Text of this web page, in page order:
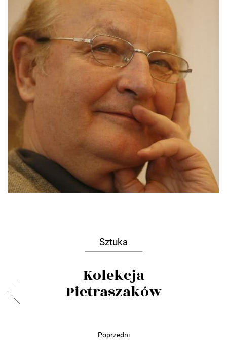
Sztuka
Kolekcja
Pietraszaków
Poprzedni